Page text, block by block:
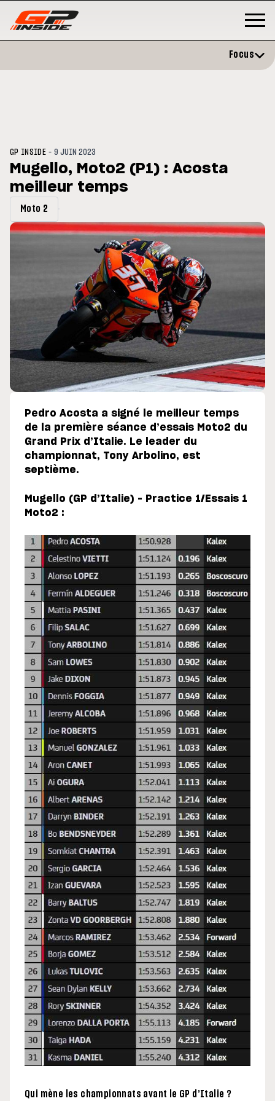
du GP de Grande-
Focus
GP INSIDE -9 JUIN 2023
Mugello, Moto2 (P1) : Acosta
meilleur temps
Moto 2
Pedro Acosta a signé le meilleur temps
de la première séance d’essais Moto2 du
Grand Prix d’Italie. Le leader du
championnat, Tony Arbolino, est
septième.
Mugello (GP d’Italie) – Practice 1/Essais 1
Moto2 :
Qui mène les championnats avant le GP d’Italie ?